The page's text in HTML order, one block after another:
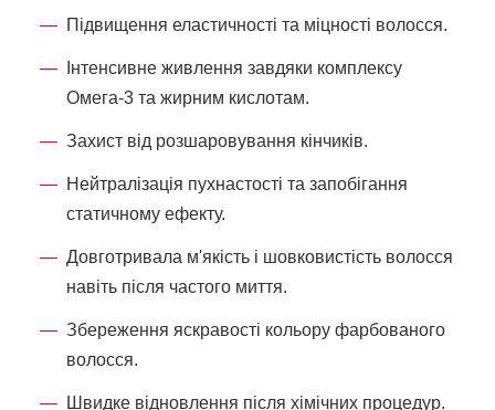
Підвищення еластичності та міцності волосся.
Інтенсивне живлення завдяки комплексу
Омега-3 та жирним кислотам.
Захист від розшаровування кінчиків.
Нейтралізація пухнастості та запобігання
статичному ефекту.
Довготривала м'якість і шовковистість волосся
навіть після частого миття.
Збереження яскравості кольору фарбованого
волосся.
Швидке відновлення після хімічних процедур.